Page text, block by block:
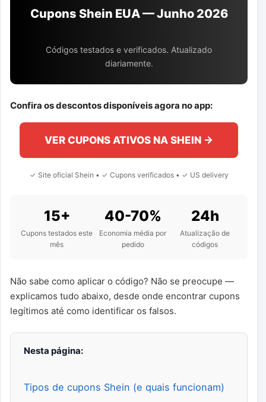
Cupons Shein EUA — Junho 2026
Códigos testados e verificados. Atualizado
diariamente.
Confira os descontos disponíveis agora no app:
VER CUPONS ATIVOS NA SHEIN →
✓ Site oficial Shein • ✓ Cupons verificados • ✓ US delivery
15+
Cupons testados este
mês
40-70%
Economia média por
pedido
24h
Atualização de
códigos
Não sabe como aplicar o código? Não se preocupe —
explicamos tudo abaixo, desde onde encontrar cupons
legítimos até como identificar os falsos.
Nesta página:
Tipos de cupons Shein (e quais funcionam)